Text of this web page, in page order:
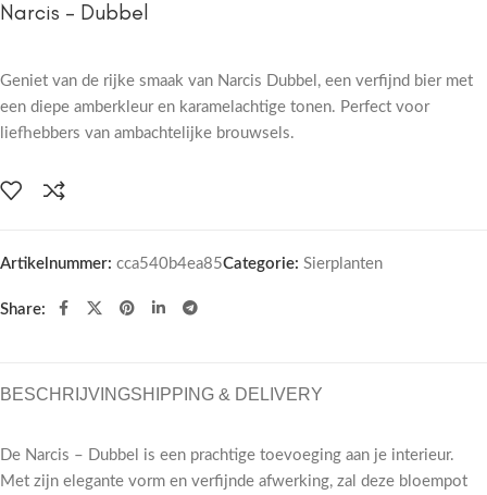
Narcis – Dubbel
Geniet van de rijke smaak van Narcis Dubbel, een verfijnd bier met
een diepe amberkleur en karamelachtige tonen. Perfect voor
liefhebbers van ambachtelijke brouwsels.
Artikelnummer: cca540b4ea85Categorie: Sierplanten
Share:
BESCHRIJVINGSHIPPING & DELIVERY
De Narcis – Dubbel is een prachtige toevoeging aan je interieur.
Met zijn elegante vorm en verfijnde afwerking, zal deze bloempot